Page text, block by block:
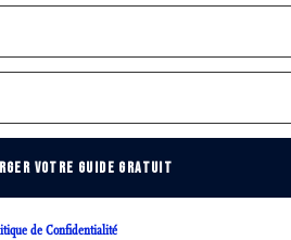
VOTRE GUIDE GRATUIT
de Confidentialité